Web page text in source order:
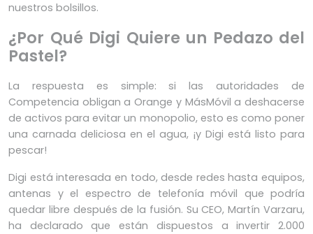
nuestros bolsillos.
¿Por Qué Digi Quiere un Pedazo del
Pastel?
La respuesta es simple: si las autoridades de
Competencia obligan a Orange y MásMóvil a deshacerse
de activos para evitar un monopolio, esto es como poner
una carnada deliciosa en el agua, ¡y Digi está listo para
pescar!
Digi está interesada en todo, desde redes hasta equipos,
antenas y el espectro de telefonía móvil que podría
quedar libre después de la fusión. Su CEO, Martín Varzaru,
ha declarado que están dispuestos a invertir 2.000